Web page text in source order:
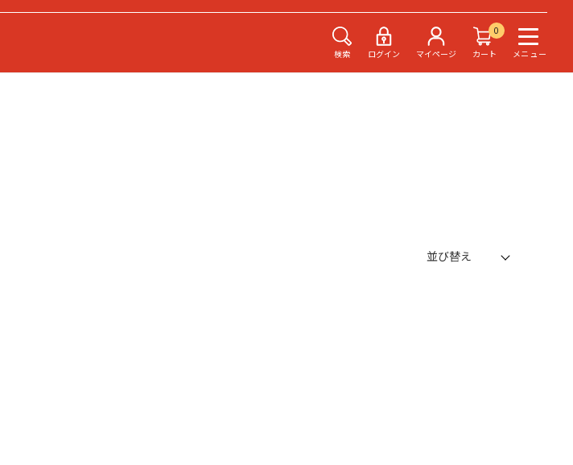
検索 ログイン マイページ
0
カート
メニュー